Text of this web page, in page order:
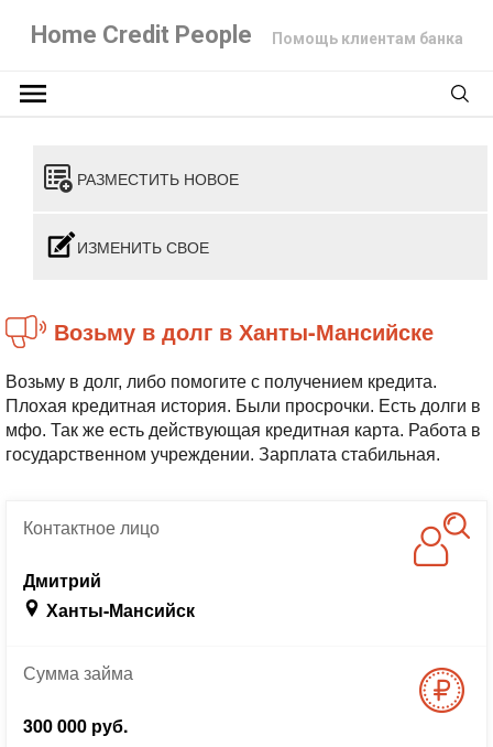
Home Credit People Помощь клиентам банка
РАЗМЕСТИТЬ НОВОЕ
ИЗМЕНИТЬ СВОЕ
Возьму в долг в Ханты-Мансийске
Возьму в долг, либо помогите с получением кредита.
Плохая кредитная история. Были просрочки. Есть долги в
мфо. Так же есть действующая кредитная карта. Работа в
государственном учреждении. Зарплата стабильная.
Контактноелицо
Дмитрий
Ханты-Мансийск
Суммазайма
300 000 руб.